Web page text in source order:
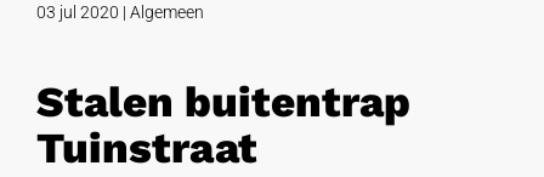
03 jul 2020 | Algemeen
Stalen buitentrap
Tuinstraat